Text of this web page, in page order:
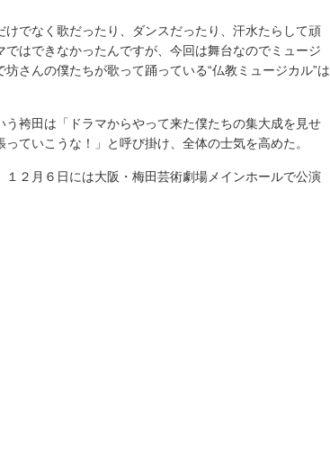
でなく歌だったり、ダンスだったり、汗水たらして頑
はできなかったんですが、今回は舞台なのでミュージ
さんの僕たちが歌って踊っている“仏教ミュージカル”は
袴田は「ドラマからやって来た僕たちの集大成を見せ
ていこうな！」と呼び掛け、全体の士気を高めた。
２月６日には大阪・梅田芸術劇場メインホールで公演